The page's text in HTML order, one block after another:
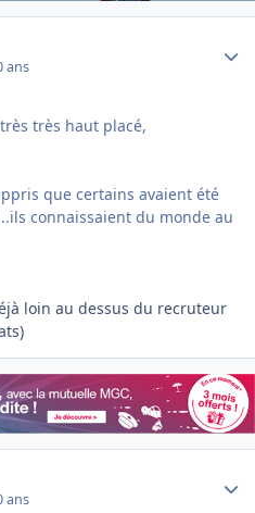
ans
très haut placé,
que certains avaient été
connaissaient du monde au
loin au dessus du recruteur
ans